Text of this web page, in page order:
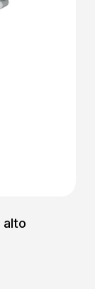
alto